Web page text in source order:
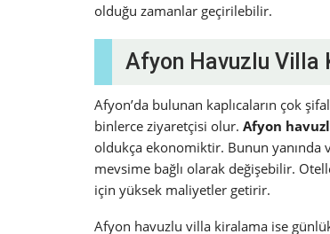
olduğu zamanlar geçirilebilir.
Afyon Havuzlu Villa
Afyon’da bulunan kaplıcaların çok
binlerce ziyaretçisi olur. Afyon
oldukça ekonomiktir. Bunun yanında
mevsime bağlı olarak değişebilir.
için yüksek maliyetler getirir.
Afyon havuzlu villa kiralama ise